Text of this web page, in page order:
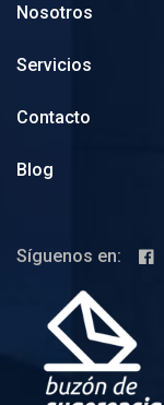
Nosotros
Servicios
Contacto
Blog
Síguenos en: